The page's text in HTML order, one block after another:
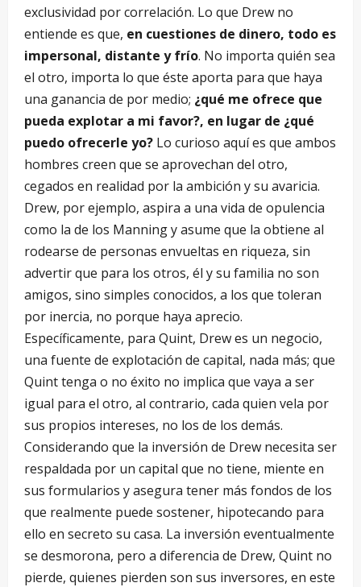
exclusividad por correlación. Lo que Drew no
entiende es que, en cuestiones de dinero, todo es
impersonal, distante y frío. No importa quién sea
el otro, importa lo que éste aporta para que haya
una ganancia de por medio; ¿qué me ofrece que
pueda explotar a mi favor?, en lugar de ¿qué
puedo ofrecerle yo? Lo curioso aquí es que ambos
hombres creen que se aprovechan del otro,
cegados en realidad por la ambición y su avaricia.
Drew, por ejemplo, aspira a una vida de opulencia
como la de los Manning y asume que la obtiene al
rodearse de personas envueltas en riqueza, sin
advertir que para los otros, él y su familia no son
amigos, sino simples conocidos, a los que toleran
por inercia, no porque haya aprecio.
Específicamente, para Quint, Drew es un negocio,
una fuente de explotación de capital, nada más; que
Quint tenga o no éxito no implica que vaya a ser
igual para el otro, al contrario, cada quien vela por
sus propios intereses, no los de los demás.
Considerando que la inversión de Drew necesita ser
respaldada por un capital que no tiene, miente en
sus formularios y asegura tener más fondos de los
que realmente puede sostener, hipotecando para
ello en secreto su casa. La inversión eventualmente
se desmorona, pero a diferencia de Drew, Quint no
pierde, quienes pierden son sus inversores, en este